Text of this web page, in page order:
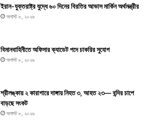
ইরান-যুক্তরাষ্ট্র যুদ্ধে ৬০ দিনের বিরতির আভাস মার্কিন অর্থমন্ত্রীর
অগাস্ট ৮, ২০২৬
বিমানবাহিনীতে অফিসার ক্যাডেট পদে চাকরির সুযোগ
অগাস্ট ৮, ২০২৬
শ্রীলঙ্কায় ২ কারাগারে দাঙ্গায় নিহত ৩, আহত ২৩— বন্দির চাপে
বাড়ছে সংকট
অগাস্ট ৮, ২০২৬